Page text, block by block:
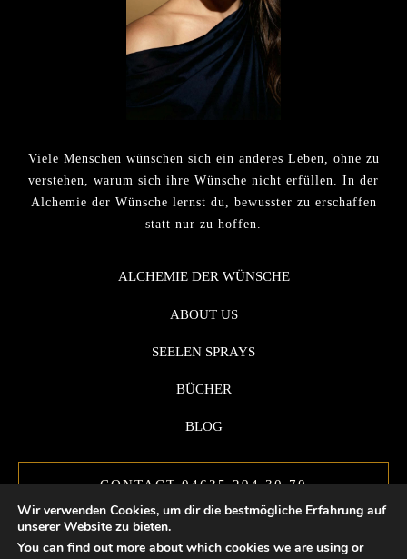
Viele Menschen wünschen sich ein anderes Leben, ohne zu
verstehen, warum sich ihre Wünsche nicht erfüllen. In der
Alchemie der Wünsche lernst du, bewusster zu erschaffen
statt nur zu hoffen.
ALCHEMIE DER WÜNSCHE
ABOUT US
SEELEN SPRAYS
BÜCHER
BLOG
CONTACT 04635 294 30 70
Wir verwenden Cookies, um dir die bestmögliche Erfahrung auf
unserer Website zu bieten.
You can find out more about which cookies we are using or